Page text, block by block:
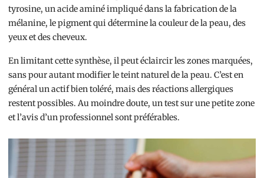
tyrosine, un acide aminé impliqué dans la fabrication de la
mélanine, le pigment qui détermine la couleur de la peau, des
yeux et des cheveux.
En limitant cette synthèse, il peut éclaircir les zones marquées,
sans pour autant modifier le teint naturel de la peau. C’est en
général un actif bien toléré, mais des réactions allergiques
restent possibles. Au moindre doute, un test sur une petite zone
et l’avis d’un professionnel sont préférables.